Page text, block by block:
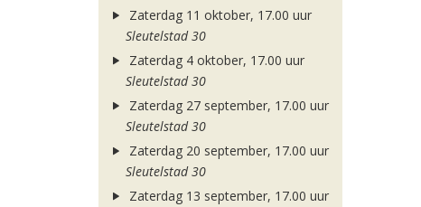
Zaterdag 11 oktober, 17.00 uur
Sleutelstad 30
Zaterdag 4 oktober, 17.00 uur
Sleutelstad 30
Zaterdag 27 september, 17.00 uur
Sleutelstad 30
Zaterdag 20 september, 17.00 uur
Sleutelstad 30
Zaterdag 13 september, 17.00 uur